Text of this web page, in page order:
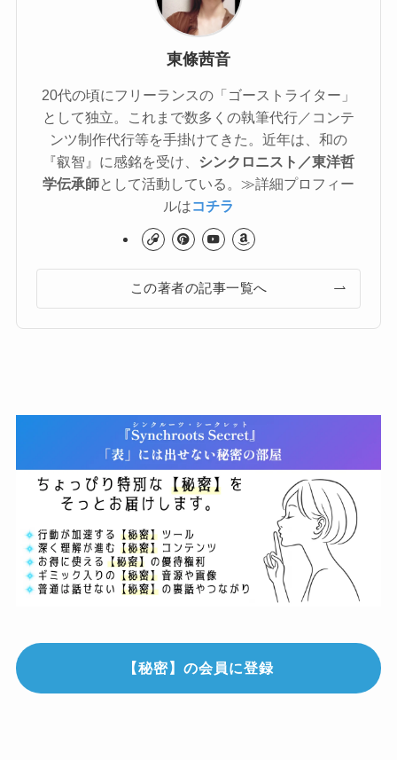
東條茜音
20代の頃にフリーランスの「ゴーストライター」
として独立。これまで数多くの執筆代行／コンテ
ンツ制作代行等を手掛けてきた。近年は、和の
『叡智』に感銘を受け、
シンクロニスト／東洋哲
学伝承師として活動している。≫詳細プロフィー
ルはコチラ
この著者の記事一覧へ
【秘密】の会員に登録